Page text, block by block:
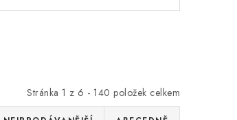
Stránka 1 z 6 - 140 položek celkem